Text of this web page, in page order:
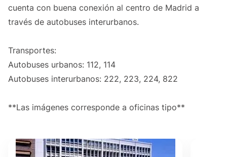
cuenta con buena conexión al centro de Madrid a
través de autobuses interurbanos.
Transportes:
Autobuses urbanos: 112, 114
Autobuses interurbanos: 222, 223, 224, 822
**Las imágenes corresponde a oficinas tipo**